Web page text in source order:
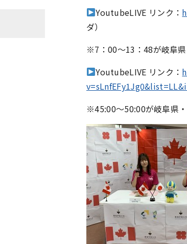
YoutubeLIVE リンク：
ダ）
※7：00～13：48が岐阜県
YoutubeLIVE リンク：
※45:00～50:00が岐阜県